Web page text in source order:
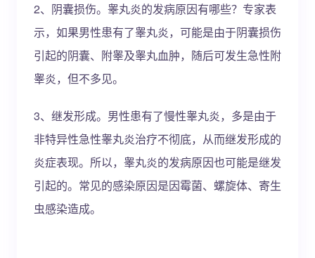
2、阴囊损伤。睾丸炎的发病原因有哪些？专家表
示，如果男性患有了睾丸炎，可能是由于阴囊损伤
引起的阴囊、附睾及睾丸血肿，随后可发生急性附
睾炎，但不多见。
3、继发形成。男性患有了慢性睾丸炎，多是由于
非特异性急性睾丸炎治疗不彻底，从而继发形成的
炎症表现。所以，睾丸炎的发病原因也可能是继发
引起的。常见的感染原因是因霉菌、螺旋体、寄生
虫感染造成。